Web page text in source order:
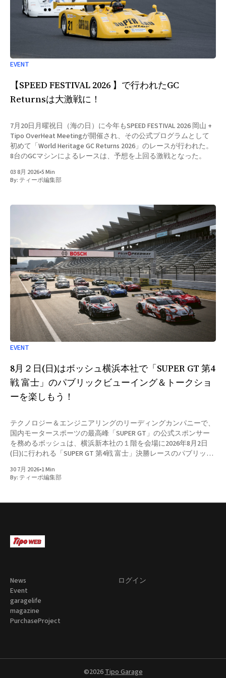
EVENT
【SPEED FESTIVAL 2026 】で行われたGC
Returnsは大激戦に！
7月20日月曜祝日（海の日）に今年もSPEED FESTIVAL 2026 岡山 +
Tipo OverHeat Meetingが開催され、その公式プログラムとして
初めて「World Heritage GC Returns 2026」のレースが行われた。
8台のGCマシンによるレースは、予想を上回る激戦となった。
03 8月 2026•5 Min
By: ティーポ編集部
EVENT
8月２日(日)はボッシュ横浜本社で「SUPER GT 第4
戦 富士」のパブリックビューイング＆トークショ
ーを楽しもう！
テクノロジー＆エンジニアリングのリーディングカンパニーで、
国内モータースポーツの最高峰「SUPER GT」の公式スポンサー
を務めるボッシュは、横浜新本社の１階を会場に2026年8月2日
(日)に行われる「SUPER GT 第4戦 富士」決勝レースのパブリック
ビューイングを開催する。併せてレーシングドライバーの平手晃
平選手と余郷 敦選手を迎えたトークショーや、キッズ向けのバ
開催するとのこと。 【イベント概要】 SUPER GT 第4戦 パブリッ
30 7月 2026•1 Min
By: ティーポ編集部
News
Event
garagelife
magazine
PurchaseProject
ログイン
©2026Tipo Garage